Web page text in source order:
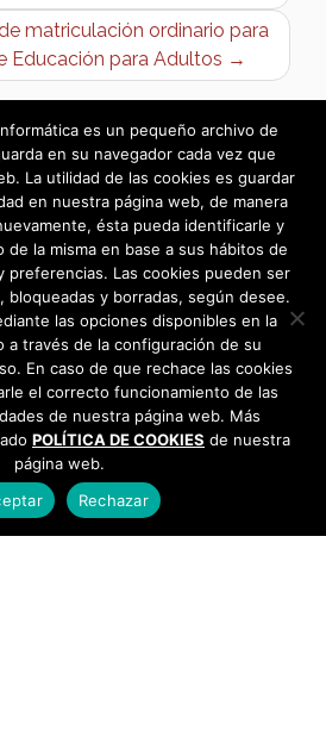
matriculación ordinario para
Educación para Adultos →
es un pequeño archivo de
en su navegador cada vez que
La utilidad de las cookies es guardar
en nuestra página web, de manera
ésta pueda identificarle y
la misma en base a sus hábitos de
preferencias. Las cookies pueden ser
bloqueadas y borradas, según desee.
las opciones disponibles en la
a través de la configuración de su
En caso de que rechace las cookies
el correcto funcionamiento de las
de nuestra página web. Más
POLÍTICA DE COOKIES de nuestra
página web.
Rechazar